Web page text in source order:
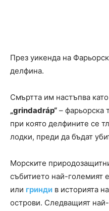
През уикенда на
делфина.
Смъртта им настъпва
„grindadráp“ – фарьорска
при която делфините се
лодки, преди да бъдат
Морските
събитието най-големият
или гринди в историята
острови. Следващият